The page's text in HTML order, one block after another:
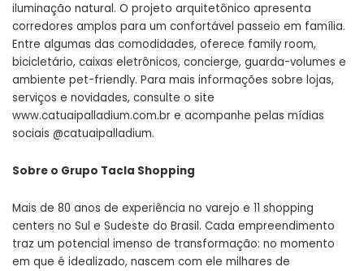
iluminação natural. O projeto arquitetônico apresenta
corredores amplos para um confortável passeio em família.
Entre algumas das comodidades, oferece family room,
bicicletário, caixas eletrônicos, concierge, guarda-volumes e
ambiente pet-friendly. Para mais informações sobre lojas,
serviços e novidades, consulte o site
www.catuaipalladium.com.br e acompanhe pelas mídias
sociais @catuaipalladium.
Sobre o Grupo Tacla Shopping
Mais de 80 anos de experiência no varejo e 11 shopping
centers no Sul e Sudeste do Brasil. Cada empreendimento
traz um potencial imenso de transformação: no momento
em que é idealizado, nascem com ele milhares de